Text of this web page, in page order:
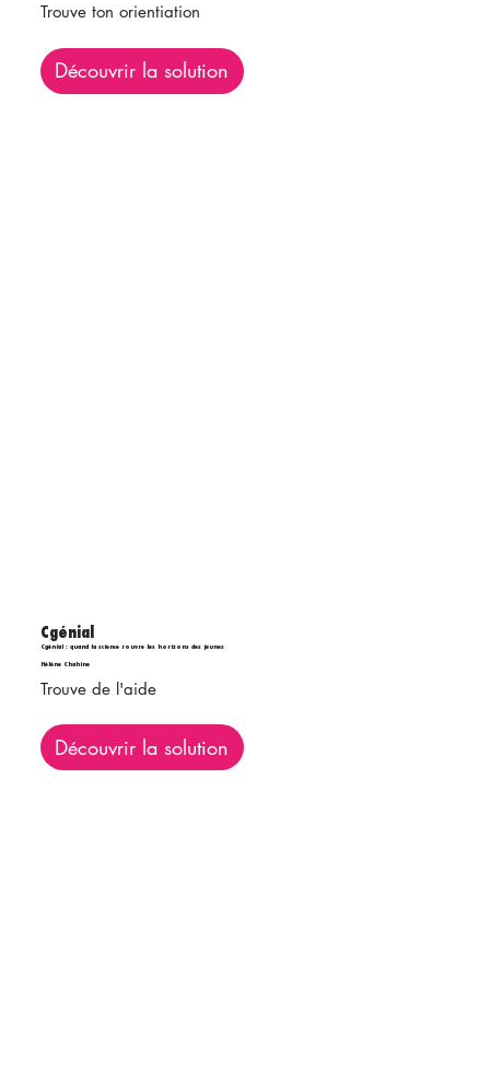
Trouve ton orientiation
Découvrir la solution
Cgénial
Cgénial : quand la science rouvre les horizons des jeunes
Hélène Chahine
Trouve de l'aide
Découvrir la solution